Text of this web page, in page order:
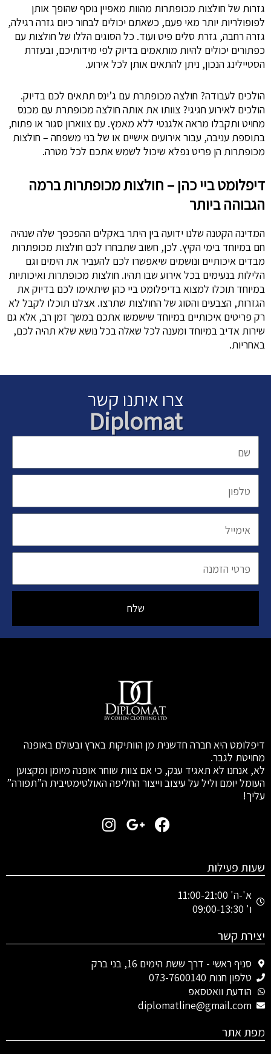
גזרות של חולצות מכופתרות מהוות מאפיין נוסף שהופך אותן
לפופולריות יותר מאי פעם, כשאתם יכולים לבחור כיום גזרה רגילה,
גזרה רחבה, גזרת סלים פיט ועוד. כל הסוגים הללו של חולצות עם
כפתורים יכולים להיות מותאמים בדיוק לפי מידותיכם, ובעזרת
הסטיילינג הנכון, ניתן להתאים אותן לכל אירוע.
הולכים לעבודה? חולצה מכופתרת עם ג’ינס תתאים לכם בדיוק.
הולכים לאירוע חגיגי? צוותו את אותה חולצה מכופתרת עם מכנס
מחויט ותקבלו מראה אלגנטי ללא מאמץ. עם צווארון סגור או פתוח,
בתוספת עניבה, עבור אירועים אישיים או של בני משפחה – חולצות
מכופתרות הן פריט נפלא שיכול לשמש אתכם לכל מטרה.
דיפלומט ביי כהן – חולצות מכופתרות ברמה
הגבוהה ביותר
המדינה הקטנה שלנו ידועה בין היתר באקלים ההפכפך שלה שנהיה
חם במיוחד בימי הקיץ. לכן, חשוב שתבחרו לכם חולצות מכופתרות
מבדים איכותיים ונושמים שיאפשרו לכם להעביר את הימים וגם
הלילות בנעימים בכל אירוע שבו תהיו. חולצות מכופתרות ואיכותיות
במיוחד תוכלו למצוא בדיפלומט ביי כהן שיתאימו לכם בדיוק את
הגזרות, הצבעים והסוג של החולצות שתרצו. אצלנו תוכלו לקבל לא
רק פריטים איכותיים במיוחד שישמשו אתכם במשך זמן רב, אלא גם
שירות אדיב במיוחד ומענה לכל שאלה בכל נושא שלא תהיה לכם,
באחריות.
צרו איתנו קשר
Diplomat
הזמנה
שלח
דיפלומט היא חברה חדשנית מן הוותיקות בארץ ובעולם באופנה
מחויטת לגבר.
לא, אנחנו לא תאגיד ענק, כי אם צוות שוחר אופנה מיומן ומקצוען
העומל יומם וליל על עיצוב וייצור החליפה האולטימטיבית ה”תפורה”
עליך!
F
a
b
G
o
l
l
u
s
I
n
a
m
שעות פעילות
א'-ה' 11:00-21:00
ו' 09:00-13:30
יצירת קשר
סניף ראשי - דרך ששת הימים 16, בני ברק
טלפון חנות 073-7600140
הודעת וואטסאפ
diplomatline@gmail.com
מפת אתר